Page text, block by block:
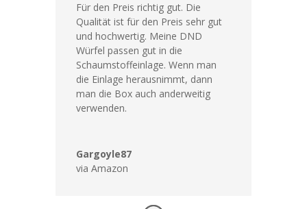
Für den Preis richtig gut. Die
Qualität ist für den Preis sehr gut
und hochwertig. Meine DND
Würfel passen gut in die
Schaumstoffeinlage. Wenn man
die Einlage herausnimmt, dann
man die Box auch anderweitig
verwenden.
Gargoyle87
via Amazon